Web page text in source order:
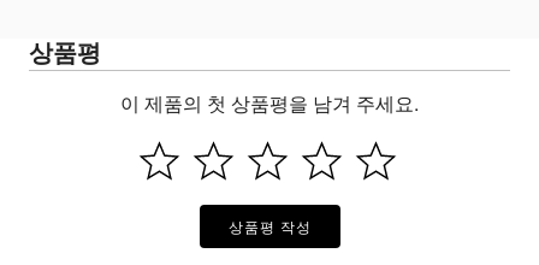
상품평
이 제품의 첫 상품평을 남겨 주세요.
상품평 작성